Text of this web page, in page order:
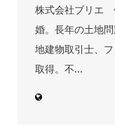
株式会社ブリエ
婚。長年の土地
地建物取引士、
取得。不...